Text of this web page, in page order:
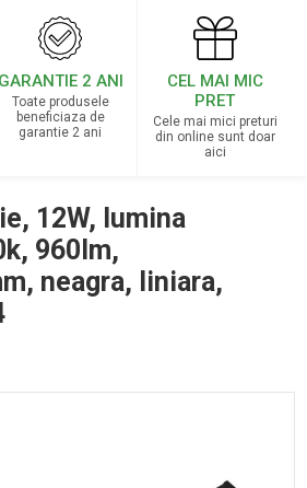
GARANTIE 2 ANI
Toate produsele
beneficiaza de
garantie 2 ani
CEL MAI MIC
PRET
Cele mai mici preturi
din online sunt doar
aici
12W, lumina
960lm,
neagra, liniara,